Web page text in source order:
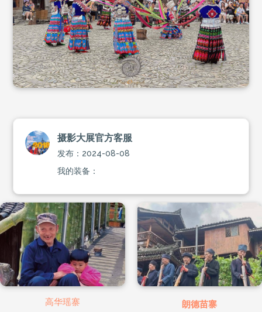
摄影大展官方客服
发布：2024-08-08
我的装备：
高华瑶寨 朗德苗寨